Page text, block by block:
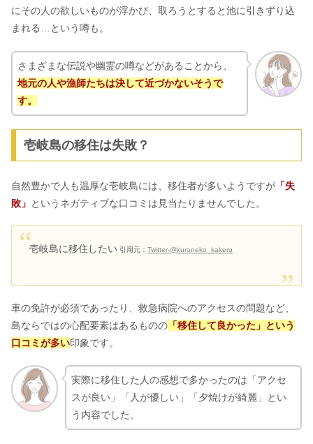
にその人の欲しいものが浮かび、取ろうとすると池に引きずり込
まれる…という噂も。
さまざまな伝説や幽霊の噂などがあることから、
地元の人や漁師たちは決して近づかないそうで
す。
壱岐島の移住は失敗？
自然豊かで人も温厚な壱岐島には、移住者が多いようですが 「失
敗」 というネガティブな口コミは見当たりませんでした。
壱岐島に移住したい 引用元：Twitter-@kuroneko_kakeru
車の免許が必須であったり、救急病院へのアクセスの問題など、
島ならではの心配要素はあるものの 「移住して良かった」という
口コミが多い印象です。
実際に移住した人の感想で多かったのは「アクセ
スが良い」「人が優しい」「夕焼けが綺麗」とい
う内容でした。